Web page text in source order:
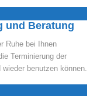
und Beratung
Ruhe bei Ihnen
Terminierung der
benutzen können.